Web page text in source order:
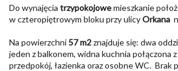
Do wynajęcia trzypokojowemieszkanie
w czteropiętrowym bloku przy ulicyOrkana
Na powierzchni57 m2znajduje się: dwa
jeden z balkonem, widna kuchnia połączona
przedpokój, łazienka oraz osobne WC. Brak